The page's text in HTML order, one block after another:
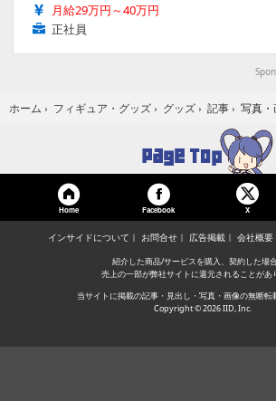
月給29万円～40万円
正社員
ホーム › フィギュア・グッズ › グッズ › 記事 › 写真・
Home Facebook X
インサイドについて お問合せ 広告掲載 会社概要
紹介した商品/サービスを購入、契約した場合
売上の一部が弊社サイトに還元されることがあ
当サイトに掲載の記事・見出し・写真・画像の無断転
Copyright © 2026 IID, Inc.